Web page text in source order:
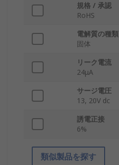
規格 / 承認
RoHS
電解質の種類
固体
リーク電流
24μA
サージ電圧
13, 20V dc
誘電正接
6%
類似製品を探す